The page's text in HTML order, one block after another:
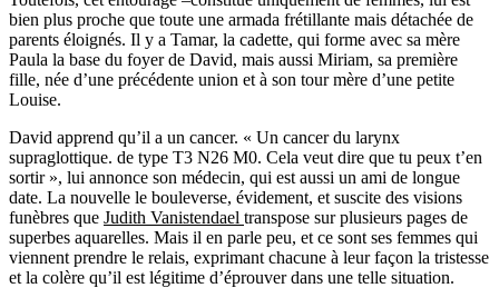
bien plus proche que toute une armada frétillante mais détachée de
parents éloignés. Il y a Tamar, la cadette, qui forme avec sa mère
Paula la base du foyer de David, mais aussi Miriam, sa première
fille, née d’une précédente union et à son tour mère d’une petite
Louise.
David apprend qu’il a un cancer. « Un cancer du larynx
supraglottique. de type T3 N26 M0. Cela veut dire que tu peux t’en
sortir », lui annonce son médecin, qui est aussi un ami de longue
date. La nouvelle le bouleverse, évidement, et suscite des visions
funèbres que Judith Vanistendael transpose sur plusieurs pages de
superbes aquarelles. Mais il en parle peu, et ce sont ses femmes qui
viennent prendre le relais, exprimant chacune à leur façon la tristesse
et la colère qu’il est légitime d’éprouver dans une telle situation.